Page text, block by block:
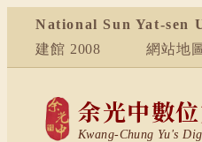
National Sun Yat-sen
建館 2008
網站地圖
余光中數
Kwang-Chung Yu's